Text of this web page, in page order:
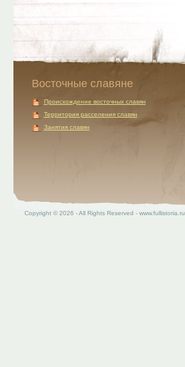
Восточные славяне
Происхождение восточных славян
Территория расселения славян
Занятия славян
Copyright © 2026 - All Rights Reserved - www.fullistoria.ru